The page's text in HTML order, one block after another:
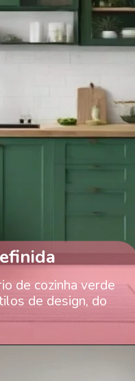
de cozinha verde
de design, do